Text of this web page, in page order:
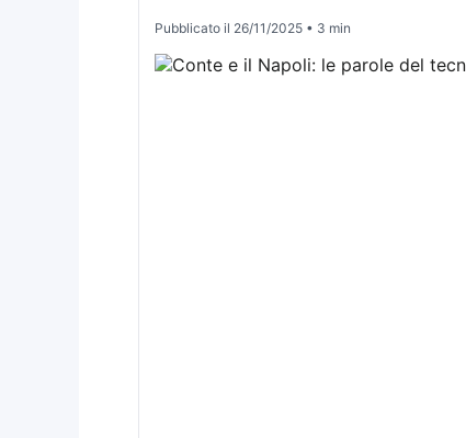
Pubblicato il 26/11/2025• 3 min